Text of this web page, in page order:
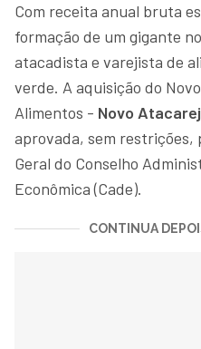
Com receita anual bruta
formação de um gigante
atacadista e varejista de
verde. A aquisição do
Alimentos - Novo
aprovada, sem
Geral do Conselho
Econômica (Cade).
CONTINUA